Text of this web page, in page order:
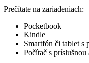
Prečítate na zariadeniach:
Pocketbook
Kindle
Smartfón či tablet s
Počítač s príslušnou